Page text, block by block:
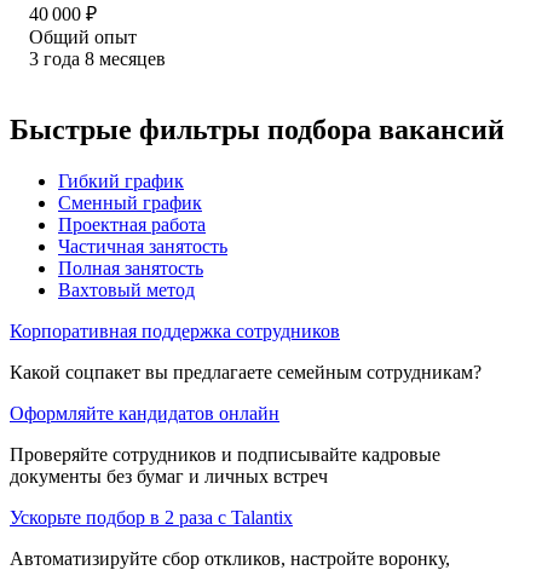
40 000 ₽
Общий опыт
3 года 8 месяцев
Быстрые фильтры подбора вакансий
Гибкий график
Сменный график
Проектная работа
Частичная занятость
Полная занятость
Вахтовый метод
Корпоративная поддержка сотрудников
Какой соцпакет вы предлагаете семейным сотрудникам?
Оформляйте кандидатов онлайн
Проверяйте сотрудников и подписывайте кадровые
документы без бумаг и личных встреч
Ускорьте подбор в 2 раза с Talantix
Автоматизируйте сбор откликов, настройте воронку,